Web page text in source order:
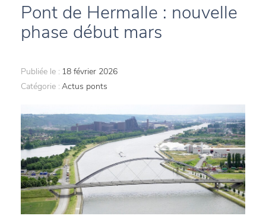
Pont de Hermalle : nouvelle
phase début mars
Publiée le : 18 février 2026
Catégorie : Actus ponts